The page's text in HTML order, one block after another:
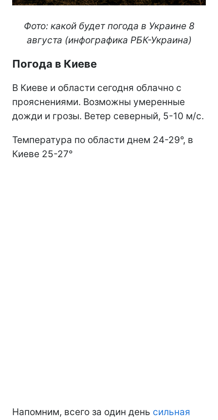
Фото: какой будет погода в Украине 8
августа (инфографика РБК-Украина)
Погода в Киеве
В Киеве и области сегодня облачно с
прояснениями. Возможны умеренные
дожди и грозы. Ветер северный, 5-10 м/с.
Температура по области днем 24-29°, в
Киеве 25-27°
Напомним, всего за один день сильная